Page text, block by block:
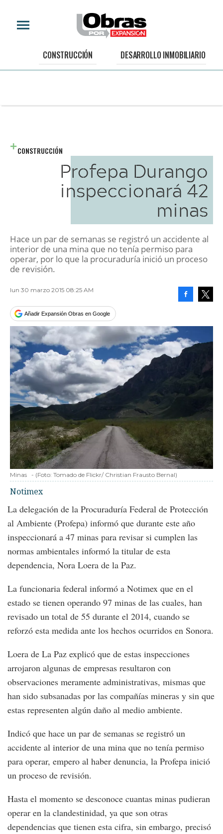
CONSTRUCCIÓN DESARROLLO INMOBILIARIO
CONSTRUCCIÓN
Profepa Durango
inspeccionará 42
minas
Hace un par de semanas se registró un accidente al
interior de una mina que no tenía permiso para
operar, por lo que la procuraduría inició un proceso
de revisión.
lun 30 marzo 2015 08:25 AM
Añadir Expansión Obras en Google
Minas - (Foto: Tomado de Flickr/ Christian Frausto Bernal)
Notimex
La delegación de la Procuraduría Federal de Protección
al Ambiente (Profepa) informó que durante este año
inspeccionará a 47 minas para revisar si cumplen las
normas ambientales informó la titular de esta
dependencia, Nora Loera de la Paz.
La funcionaria federal informó a Notimex que en el
estado se tienen operando 97 minas de las cuales, han
revisado un total de 55 durante el 2014, cuando se
reforzó esta medida ante los hechos ocurridos en Sonora.
Loera de La Paz explicó que de estas inspecciones
arrojaron algunas de empresas resultaron con
observaciones meramente administrativas, mismas que
han sido subsanadas por las compañías mineras y sin que
estas representen algún daño al medio ambiente.
Indicó que hace un par de semanas se registró un
accidente al interior de una mina que no tenía permiso
para operar, empero al haber denuncia, la Profepa inició
un proceso de revisión.
Hasta el momento se desconoce cuantas minas pudieran
operar en la clandestinidad, ya que son otras
dependencias que tienen esta cifra, sin embargo, precisó